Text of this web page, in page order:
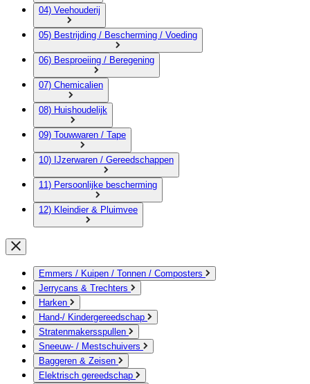
04) Veehouderij
05) Bestrijding / Bescherming / Voeding
06) Besproeiing / Beregening
07) Chemicalien
08) Huishoudelijk
09) Touwwaren / Tape
10) IJzerwaren / Gereedschappen
11) Persoonlijke bescherming
12) Kleindier & Pluimvee
Emmers / Kuipen / Tonnen / Composters
Jerrycans & Trechters
Harken
Hand-/ Kindergereedschap
Stratenmakersspullen
Sneeuw- / Mestschuivers
Baggeren & Zeisen
Elektrisch gereedschap